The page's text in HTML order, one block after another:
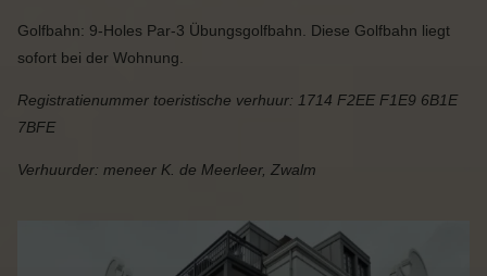
Golfbahn: 9-Holes Par-3 Übungsgolfbahn. Diese Golfbahn liegt
sofort bei der Wohnung.
Registratienummer toeristische verhuur: 1714 F2EE F1E9 6B1E
7BFE
Verhuurder: meneer K. de Meerleer, Zwalm